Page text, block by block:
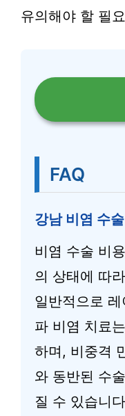
유의해야 할 필
FAQ
강남 비염 수
비염 수술 비
의 상태에 따
일반적으로
파 비염 치료
하며, 비중격
와 동반된 수
질 수 있습니